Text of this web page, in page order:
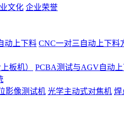
文化 企业荣誉
动上下料 CNC一对三自动上下料
板机）
PCBA测试与AGV自动
影像测试机 光学主动式对焦机 焊